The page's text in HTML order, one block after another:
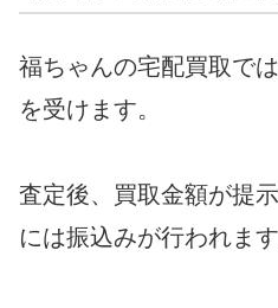
福ちゃんの宅配買取で
を受けます。
査定後、買取金額が提
には振込みが行われます